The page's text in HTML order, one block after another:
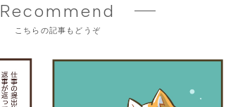
Recommend
こちらの記事もどうぞ